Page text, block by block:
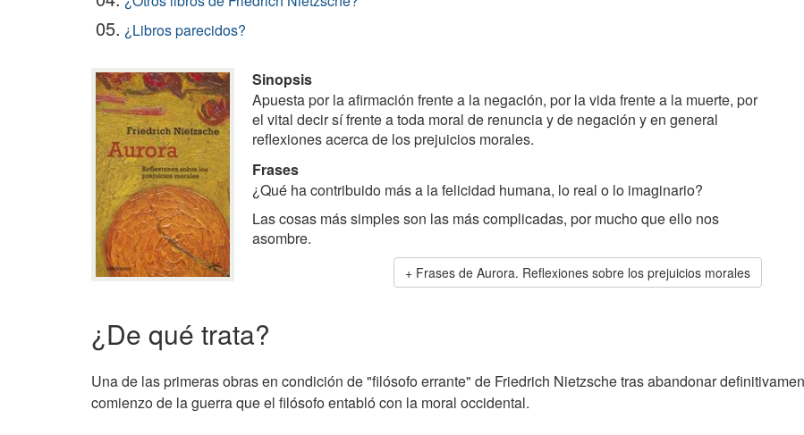
05. ¿Libros parecidos?
Sinopsis
Apuesta por la afirmación frente a la negación, por la vida frente a la muerte, por
el vital decir sí frente a toda moral de renuncia y de negación y en general
reflexiones acerca de los prejuicios morales.
Frases
¿Qué ha contribuido más a la felicidad humana, lo real o lo imaginario?
Las cosas más simples son las más complicadas, por mucho que ello nos
asombre.
Frases de Aurora. Reflexiones sobre los prejuicios morales
¿De qué trata?
Una de las primeras obras en condición de "filósofo errante" de Friedrich Nietzsche tras abandonar
comienzo de la guerra que el filósofo entabló con la moral occidental.